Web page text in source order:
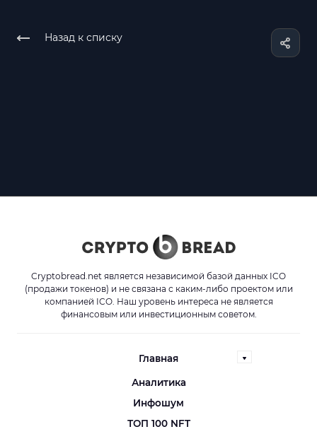
Назад к списку
Cryptobread.net является независимой базой данных ICO
(продажи токенов) и не связана с каким-либо проектом или
компанией ICO. Наш уровень интереса не является
финансовым или инвестиционным советом.
Главная
Аналитика
Инфошум
ТОП 100 NFT